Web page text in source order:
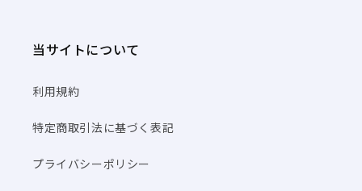
当サイトについて
利用規約
特定商取引法に基づく表記
プライバシーポリシー